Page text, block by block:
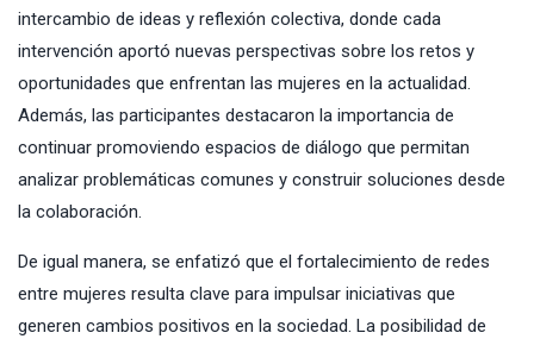
intercambio de ideas y reflexión colectiva, donde cada
intervención aportó nuevas perspectivas sobre los retos y
oportunidades que enfrentan las mujeres en la actualidad.
Además, las participantes destacaron la importancia de
continuar promoviendo espacios de diálogo que permitan
analizar problemáticas comunes y construir soluciones desde
la colaboración.
De igual manera, se enfatizó que el fortalecimiento de redes
entre mujeres resulta clave para impulsar iniciativas que
generen cambios positivos en la sociedad. La posibilidad de